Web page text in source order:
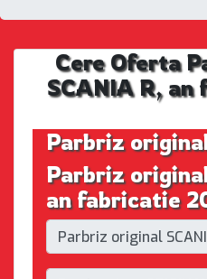
Cere Oferta
SCANIA R, an
Parbriz
Parbriz
an fabricatie